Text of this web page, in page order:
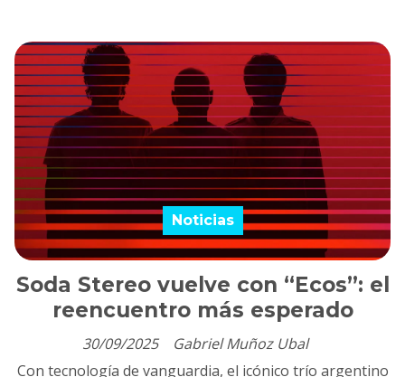
Soda Stereo vuelve con “Ecos”: el
reencuentro más esperado
Gabriel Muñoz Ubal
Noticias
30/09/2025
Con tecnología de vanguardia, el icónico trío argentino